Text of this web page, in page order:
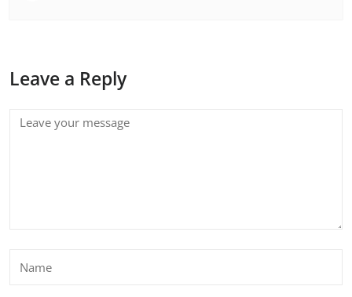
Leave a Reply